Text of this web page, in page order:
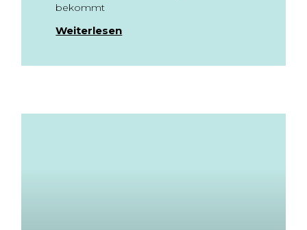
bekommt
Weiterlesen